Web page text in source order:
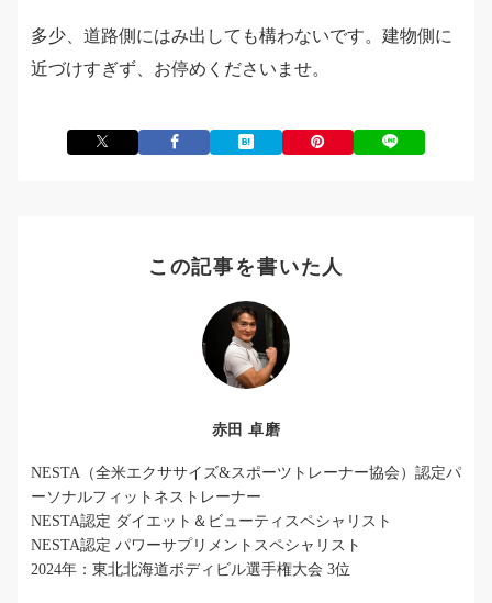
多少、道路側にはみ出しても構わないです。建物側に
近づけすぎず、お停めくださいませ。
この記事を書いた人
赤田 卓磨
NESTA（全米エクササイズ&スポーツトレーナー協会）認定パ
ーソナルフィットネストレーナー
NESTA認定 ダイエット＆ビューティスペシャリスト
NESTA認定 パワーサプリメントスペシャリスト
2024年：東北北海道ボディビル選手権大会 3位